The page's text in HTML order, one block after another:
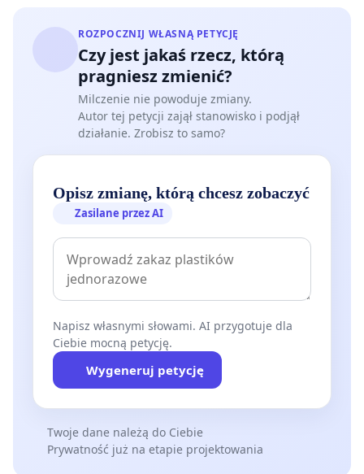
ROZPOCZNIJ WŁASNĄ PETYCJĘ
Czy jest jakaś rzecz, którą
pragniesz zmienić?
Milczenie nie powoduje zmiany.
Autor tej petycji zajął stanowisko i podjął
działanie. Zrobisz to samo?
Opisz zmianę, którą chcesz zobaczyć
Zasilane przez AI
Napisz własnymi słowami. AI przygotuje dla
Ciebie mocną petycję.
Wygeneruj petycję
Twoje dane należą do Ciebie
Prywatność już na etapie projektowania